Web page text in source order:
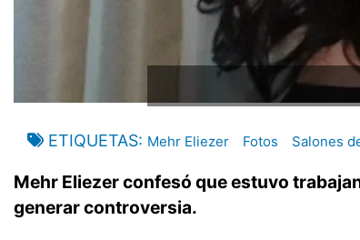
ETIQUETAS Mehr Eliezer Fotos Salones
Mehr Eliezer confesó que estuvo
generar controversia.